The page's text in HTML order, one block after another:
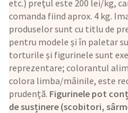
etc.) prețul este 200 lei/kg,
comanda fiind aprox. 4 kg.
produselor sunt cu titlu de
pentru modele și în paletar
torturile și figurinele sunt
reprezentare; colorantul
colora limba/mâinile, este
prudență. Figurinele pot
de susținere (scobitori,